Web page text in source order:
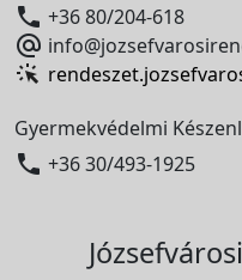
 +36 80/204-618

Gyermekvédelmi
 +36 30/493-1925